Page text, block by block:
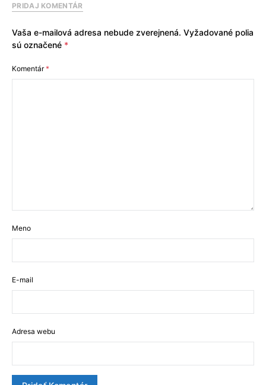
PRIDAJ KOMENTÁR
Vaša e-mailová adresa nebude zverejnená. Vyžadované polia
sú označené *
Komentár*
Meno
E-mail
Adresa webu